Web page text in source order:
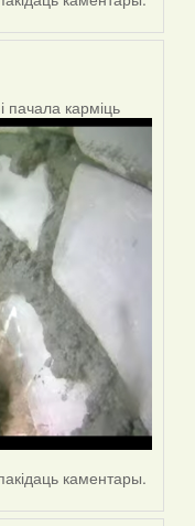
карміць
каментары.